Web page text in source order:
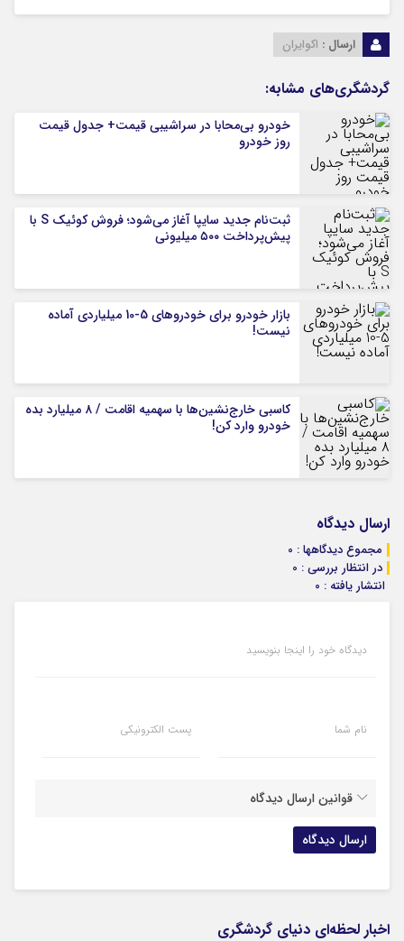
ارسال : اکوایران
گردشگری‌های مشابه:
خودرو بی‌محابا در سراشیبی قیمت+ جدول قیمت
روز خودرو
ثبت‌نام جدید سایپا آغاز می‌شود؛ فروش کوئیک S با
پیش‌پرداخت ۵۰۰ میلیونی
بازار خودرو برای خودروهای 5-10 میلیاردی آماده
نیست!
کاسبی خارج‌نشین‌ها با سهمیه اقامت / ۸ میلیارد بده
خودرو وارد کن!
ارسال دیدگاه
مجموع دیدگاهها : 0
در انتظار بررسی : 0
انتشار یافته : 0
دیدگاه خود را اینجا بنویسید
نام شما پست الکترونیکی
قوانین ارسال دیدگاه
اخبار لحظه‌ای دنیای گردشگری